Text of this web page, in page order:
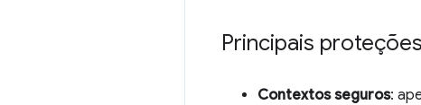
Principais
Contextos seguros: